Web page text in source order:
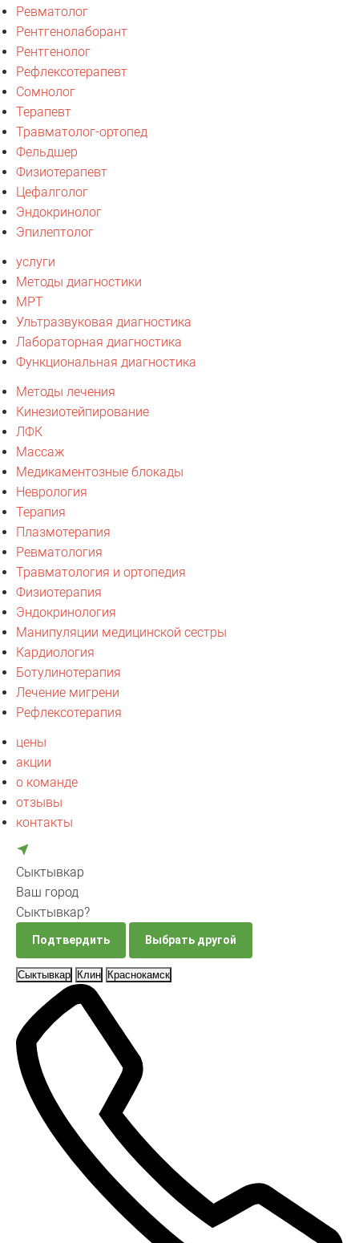
Ревматолог
Рентгенолаборант
Рентгенолог
Рефлексотерапевт
Сомнолог
Терапевт
Травматолог-ортопед
Фельдшер
Физиотерапевт
Цефалголог
Эндокринолог
Эпилептолог
услуги
Методы диагностики
МРТ
Ультразвуковая диагностика
Лабораторная диагностика
Функциональная диагностика
Методы лечения
Кинезиотейпирование
ЛФК
Массаж
Медикаментозные блокады
Неврология
Терапия
Плазмотерапия
Ревматология
Травматология и ортопедия
Физиотерапия
Эндокринология
Манипуляции медицинской сестры
Кардиология
Ботулинотерапия
Лечение мигрени
Рефлексотерапия
цены
акции
о команде
отзывы
контакты
Сыктывкар
Ваш город
Сыктывкар?
Подтвердить Выбрать другой
Сыктывкар Клин Краснокамск